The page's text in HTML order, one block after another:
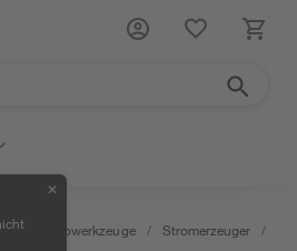
✕
/ Elektrowerkzeuge / Stromerzeuger /